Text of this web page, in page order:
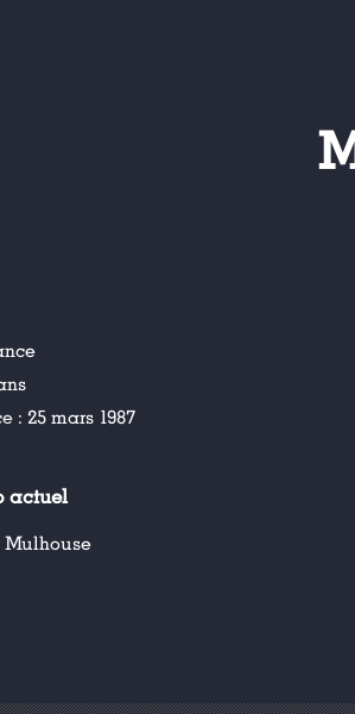
: 25 mars 1987
actuel
Mulhouse